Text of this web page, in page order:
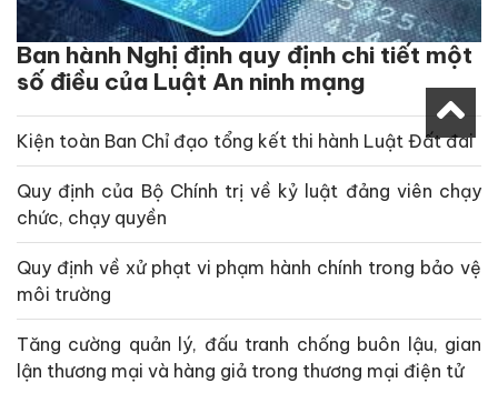
Ban hành Nghị định quy định chi tiết một
số điều của Luật An ninh mạng
Kiện toàn Ban Chỉ đạo tổng kết thi hành Luật Đất đai
Quy định của Bộ Chính trị về kỷ luật đảng viên chạy
chức, chạy quyền
Quy định về xử phạt vi phạm hành chính trong bảo vệ
môi trường
Tăng cường quản lý, đấu tranh chống buôn lậu, gian
lận thương mại và hàng giả trong thương mại điện tử